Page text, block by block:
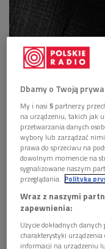
Wiesław Myśliwski był
Wiesław Myśliwski
Dwikozach. To
wpłynęła na jego
literaturze przez całe
- Teraz ta wieś jest
widzę wieś mojego
strzechami kryte. Te
siedzących, to
chałupa, to drzewo
bardziej, że według
Dbamy o Twoją
My i nasi5 partnerzy
na urządzeniu, takich jak
przetwarzania danych
wybory lub zarządzać
prawa do sprzeciwu na
dowolnym momencie na
sygnalizowane naszym
przeglądania. Polityka
Wraz z naszymi
zapewnienia:
Użycie dokładnych
charakterystyki
informacji na urządzeniu